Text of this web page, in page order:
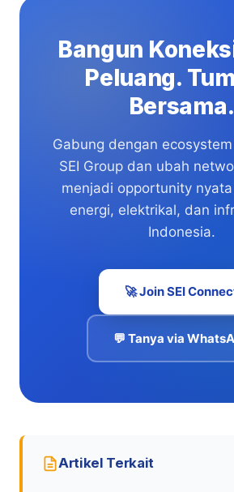
Bangun
Peluang.
Bersama.
Gabung dengan
SEI Group dan ubah
menjadi opportunity
energi, elektrikal, dan
Indonesia.
🚀 Join SEI
💬 Tanya via
Artikel Terkait